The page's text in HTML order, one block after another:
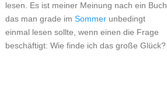
lesen. Es ist meiner Meinung nach ein Buch,
das man grade im Sommerunbedingt
einmal lesen sollte, wenn einen die Frage
beschäftigt: Wie finde ich das große Glück?